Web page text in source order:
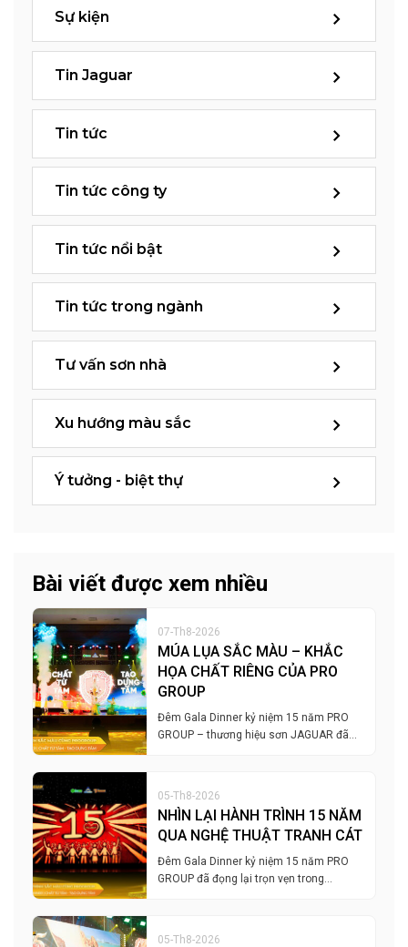
Sự kiện
Tin Jaguar
Tin tức
Tin tức công ty
Tin tức nổi bật
Tin tức trong ngành
Tư vấn sơn nhà
Xu hướng màu sắc
Ý tưởng - biệt thự
Bài viết được xem nhiều
07-Th8-2026
MÚA LỤA SẮC MÀU – KHẮC
HỌA CHẤT RIÊNG CỦA PRO
GROUP
Đêm Gala Dinner kỷ niệm 15 năm PRO
GROUP – thương hiệu sơn JAGUAR đã…
05-Th8-2026
NHÌN LẠI HÀNH TRÌNH 15 NĂM
QUA NGHỆ THUẬT TRANH CÁT
Đêm Gala Dinner kỷ niệm 15 năm PRO
GROUP đã đọng lại trọn vẹn trong…
05-Th8-2026